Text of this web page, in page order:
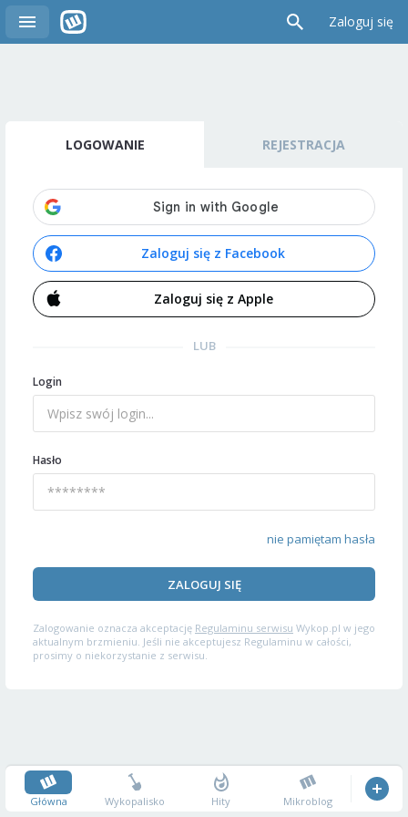
Zaloguj się
LOGOWANIE REJESTRACJA
Zaloguj się z Facebook
Zaloguj się z Apple
LUB
Login
Hasło
nie pamiętam hasła
ZALOGUJ SIĘ
Zalogowanie oznacza akceptację Regulaminu serwisu Wykop.pl w jego
aktualnym brzmieniu. Jeśli nie akceptujesz Regulaminu w całości,
prosimy o niekorzystanie z serwisu.
Główna Wykopalisko Hity Mikroblog